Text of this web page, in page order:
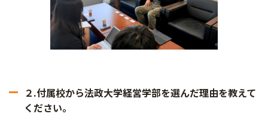
２.付属校から法政大学経営学部を選んだ理由を教えて
ください。